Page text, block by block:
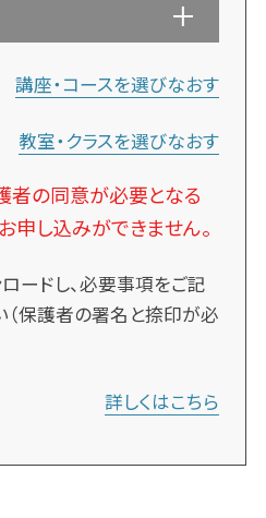
講座・コースを選びなおす
教室・クラスを選びなおす
者の同意が必要となる
申し込みができません。
ードし、必要事項をご記
（保護者の署名と捺印が必
詳しくはこちら